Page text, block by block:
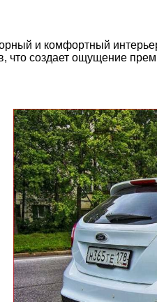
и комфортный
что создает ощущение